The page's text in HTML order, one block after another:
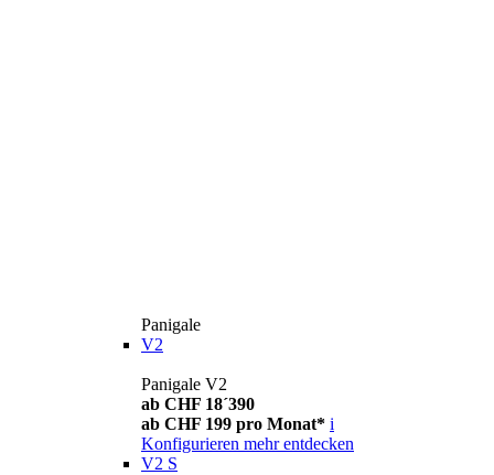
Panigale
V2
Panigale V2
ab CHF 18´390
ab CHF 199 pro Monat* i
Konfigurieren mehr entdecken
V2 S